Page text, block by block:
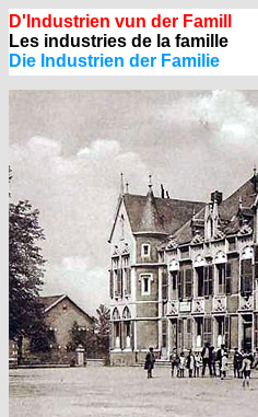
D'Industrien vun der Famill
Les industries de la famille
Die Industrien der Familie